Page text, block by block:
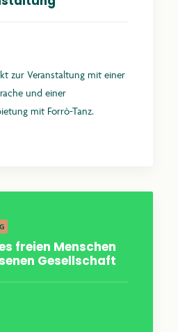
zur Veranstaltung mit einer
und einer
mit Forrò-Tanz.
freien Menschen
Gesellschaft